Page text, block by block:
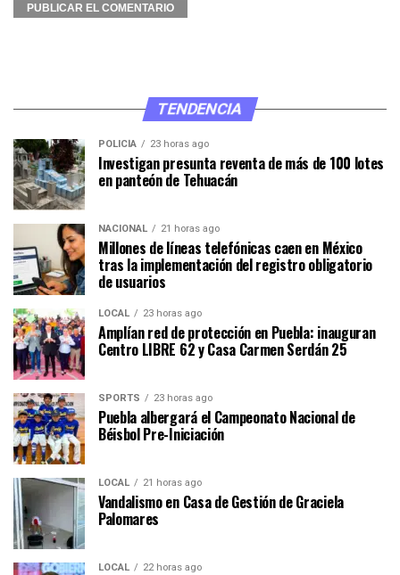
TENDENCIA
POLICÍA 23 horas ago
Investigan presunta reventa de más de 100 lotes
en panteón de Tehuacán
NACIONAL 21 horas ago
Millones de líneas telefónicas caen en México
tras la implementación del registro obligatorio
de usuarios
LOCAL 23 horas ago
Amplían red de protección en Puebla: inauguran
Centro LIBRE 62 y Casa Carmen Serdán 25
SPORTS 23 horas ago
Puebla albergará el Campeonato Nacional de
Béisbol Pre-Iniciación
LOCAL 21 horas ago
Vandalismo en Casa de Gestión de Graciela
Palomares
LOCAL 22 horas ago